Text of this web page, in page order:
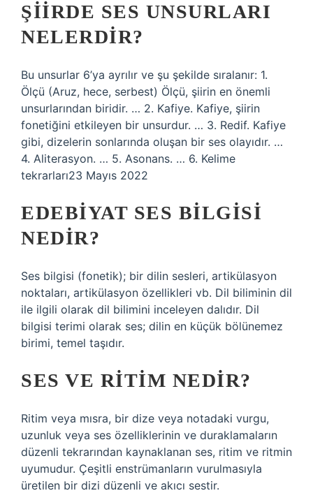
ŞIIRDE SES UNSURLARI
NELERDIR?
Bu unsurlar 6’ya ayrılır ve şu şekilde sıralanır: 1.
Ölçü (Aruz, hece, serbest) Ölçü, şiirin en önemli
unsurlarından biridir. … 2. Kafiye. Kafiye, şiirin
fonetiğini etkileyen bir unsurdur. … 3. Redif. Kafiye
gibi, dizelerin sonlarında oluşan bir ses olayıdır. …
4. Aliterasyon. … 5. Asonans. … 6. Kelime
tekrarları23 Mayıs 2022
EDEBIYAT SES BILGISI
NEDIR?
Ses bilgisi (fonetik); bir dilin sesleri, artikülasyon
noktaları, artikülasyon özellikleri vb. Dil biliminin dil
ile ilgili olarak dil bilimini inceleyen dalıdır. Dil
bilgisi terimi olarak ses; dilin en küçük bölünemez
birimi, temel taşıdır.
SES VE RITIM NEDIR?
Ritim veya mısra, bir dize veya notadaki vurgu,
uzunluk veya ses özelliklerinin ve duraklamaların
düzenli tekrarından kaynaklanan ses, ritim ve ritmin
uyumudur. Çeşitli enstrümanların vurulmasıyla
üretilen bir dizi düzenli ve akıcı sestir.